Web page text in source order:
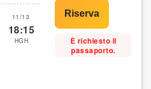
11/13
18:15
HGH
È richiesto il
passaporto.